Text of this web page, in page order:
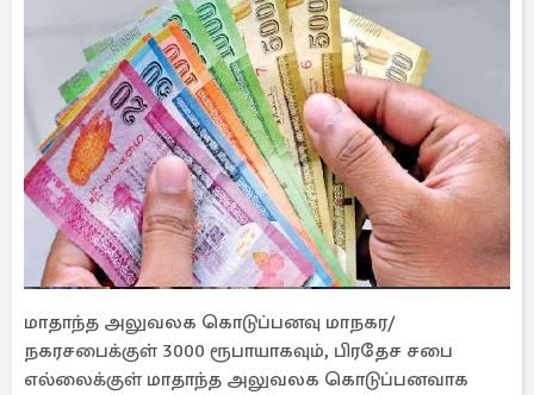
மாதாந்த அலுவலக கொடுப்பனவு மாநகர/
நகரசபைக்குள் 3000 ரூபாயாகவும், பிரதேச சபை
எல்லைக்குள் மாதாந்த அலுவலக கொடுப்பனவாக